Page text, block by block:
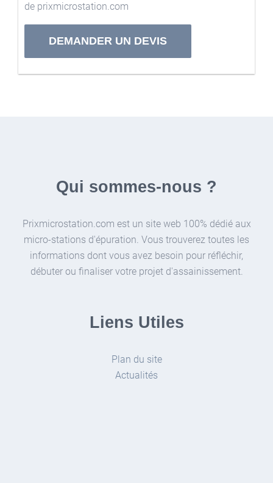
de prixmicrostation.com
Alternative:
Qui sommes-nous ?
Prixmicrostation.com est un site web 100% dédié aux
micro-stations d'épuration. Vous trouverez toutes les
informations dont vous avez besoin pour réfléchir,
débuter ou finaliser votre projet d'assainissement.
Liens Utiles
Plan du site
Actualités